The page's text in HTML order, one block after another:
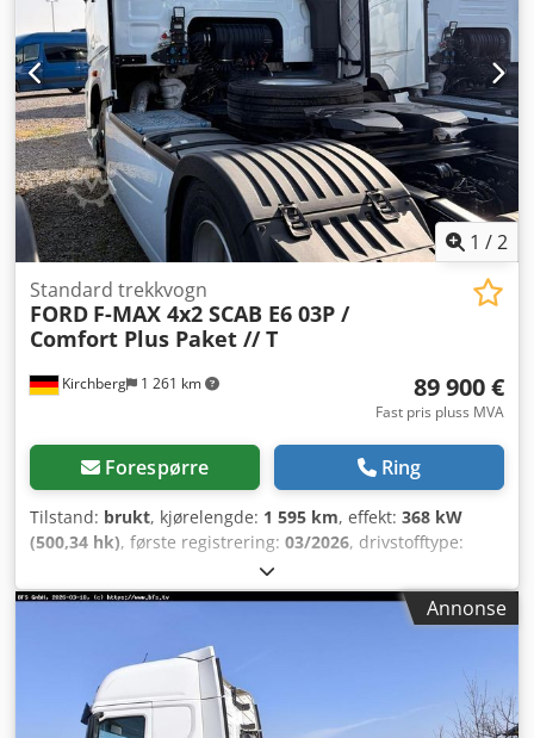
1 /2
Kirchberg 1 261 km
Standard trekkvogn
FORD F-MAX 4x2 SCAB E6 03P /
Comfort Plus Paket // T
89 900 €
Fast pris pluss MVA
Forespørre Ring
Tilstand: brukt, kjørelengde: 1 595 km, effekt: 368 kW
(500,34 hk), første registrering: 03/2026, drivstofftype:
, akselkonfigurasjon:
girtype:mekanisk, utslippsklasse:Euro 6, Utstyr:ABS,
aircondition, elektronisk stabilitetsprogram (ESP),Annonse